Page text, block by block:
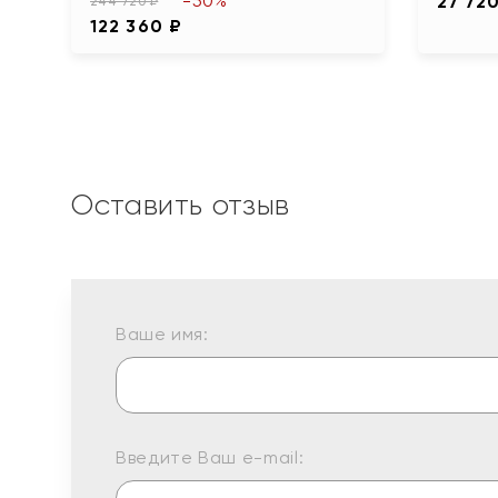
122 360 ₽
Оставить отзыв
Ваше имя:
Введите Ваш e-mail: